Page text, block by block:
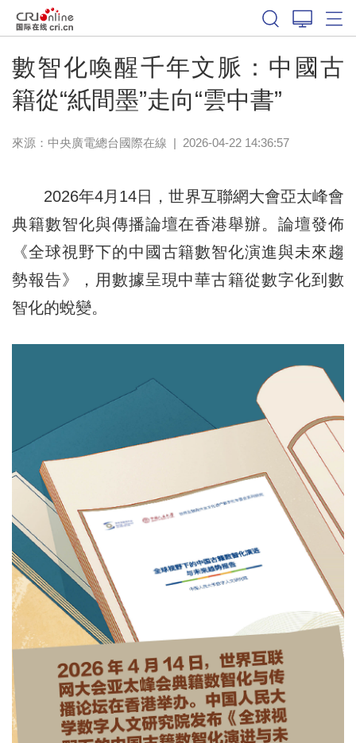
數智化喚醒千年文脈：中國古
籍從“紙間墨”走向“雲中書”
來源：中央廣電總台國際在線 | 2026-04-22 14:36:57
2026年4月14日，世界互聯網大會亞太峰會
典籍數智化與傳播論壇在香港舉辦。論壇發佈
《全球視野下的中國古籍數智化演進與未來趨
勢報告》，用數據呈現中華古籍從數字化到數
智化的蛻變。